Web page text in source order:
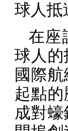
球人抵
在座
球人的
國際
起點
成對